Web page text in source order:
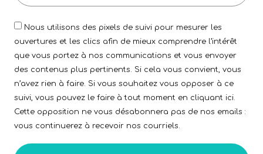
Nous utilisons des pixels de suivi pour mesurer les
ouvertures et les clics afin de mieux comprendre l’intérêt
que vous portez à nos communications et vous envoyer
des contenus plus pertinents. Si cela vous convient, vous
n’avez rien à faire. Si vous souhaitez vous opposer à ce
suivi, vous pouvez le faire à tout moment en cliquant ici.
Cette opposition ne vous désabonnera pas de nos emails :
vous continuerez à recevoir nos courriels.